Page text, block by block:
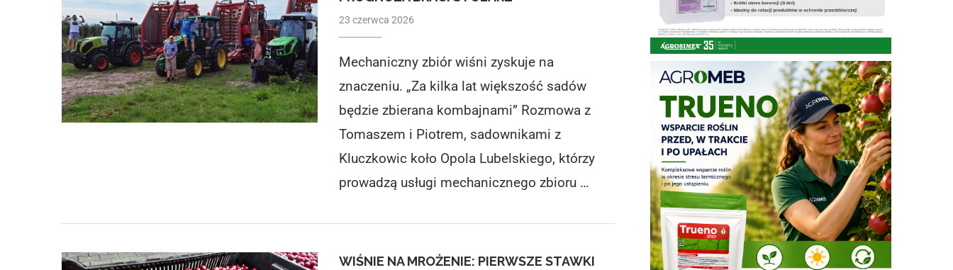
23 czerwca 2026
Mechaniczny zbiór wiśni zyskuje na
znaczeniu. „Za kilka lat większość sadów
będzie zbierana kombajnami” Rozmowa z
Tomaszem i Piotrem, sadownikami z
Kluczkowic koło Opola Lubelskiego, którzy
prowadzą usługi mechanicznego zbioru …
WIŚNIE NA MROŻENIE: PIERWSZE STAWKI